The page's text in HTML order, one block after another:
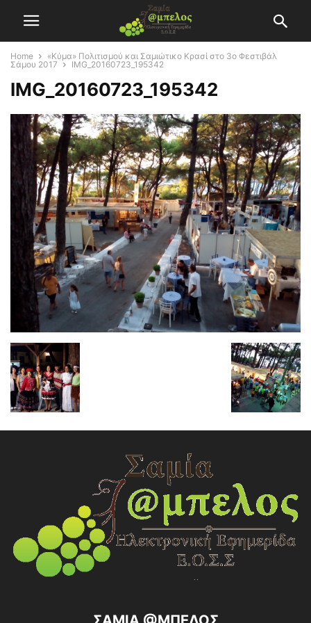
Home
«Κύμα» Πολιτισμού και Σαμιώτικο Κρασί στο 3ο Φεστιβάλ
Σάμου 2017
IMG_20160723_195342
IMG_20160723_195342